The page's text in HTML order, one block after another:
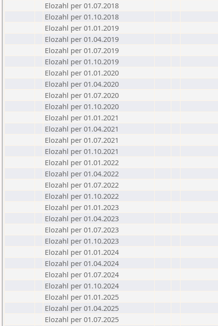
Elozahl per 01.07.2018
Elozahl per 01.10.2018
Elozahl per 01.01.2019
Elozahl per 01.04.2019
Elozahl per 01.07.2019
Elozahl per 01.10.2019
Elozahl per 01.01.2020
Elozahl per 01.04.2020
Elozahl per 01.07.2020
Elozahl per 01.10.2020
Elozahl per 01.01.2021
Elozahl per 01.04.2021
Elozahl per 01.07.2021
Elozahl per 01.10.2021
Elozahl per 01.01.2022
Elozahl per 01.04.2022
Elozahl per 01.07.2022
Elozahl per 01.10.2022
Elozahl per 01.01.2023
Elozahl per 01.04.2023
Elozahl per 01.07.2023
Elozahl per 01.10.2023
Elozahl per 01.01.2024
Elozahl per 01.04.2024
Elozahl per 01.07.2024
Elozahl per 01.10.2024
Elozahl per 01.01.2025
Elozahl per 01.04.2025
Elozahl per 01.07.2025